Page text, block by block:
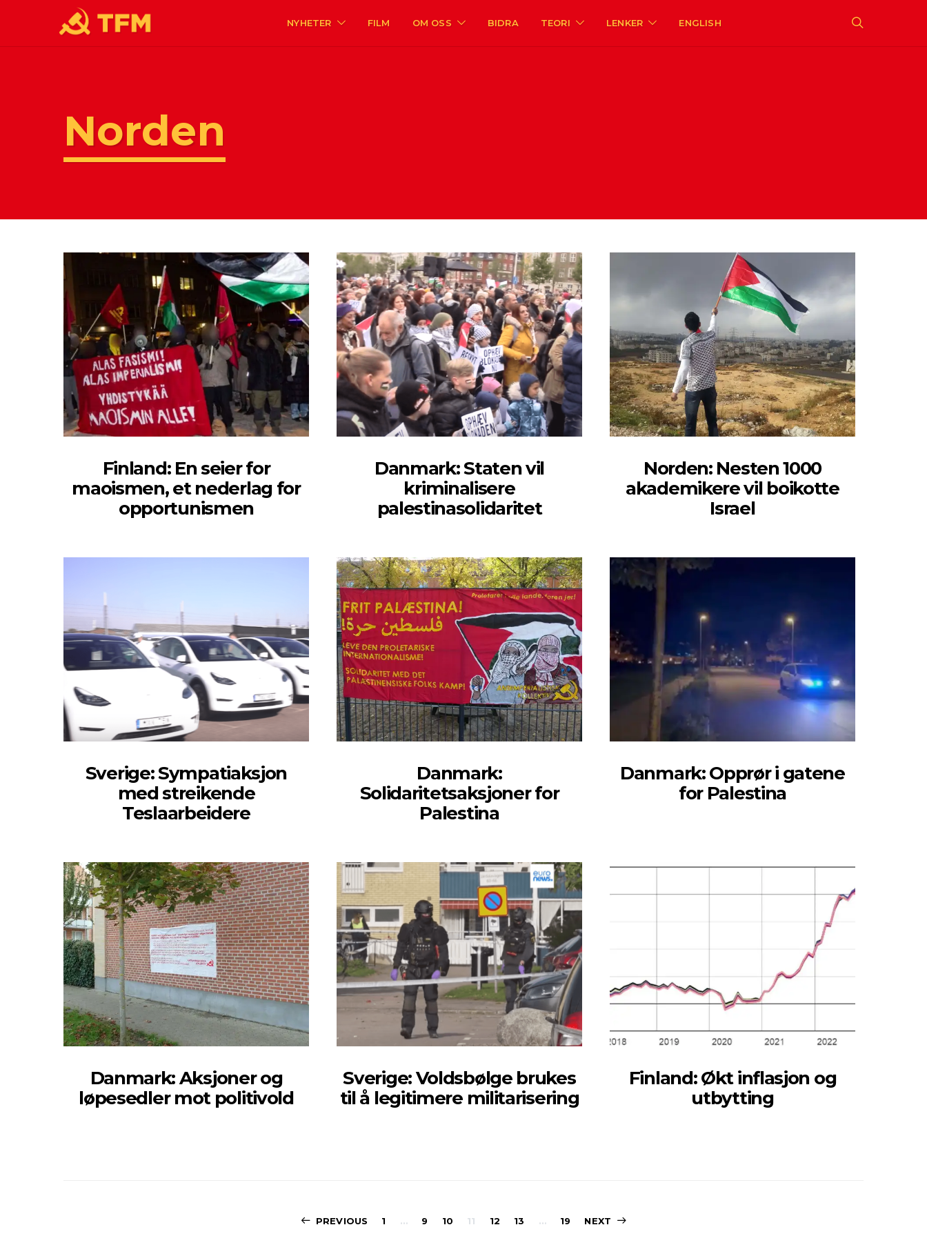
NYHETER FILM OM OSS BIDRA TEORI LENKER ENGLISH
Norden
Finland: En seier for
maoismen, et nederlag for
opportunismen
Danmark: Staten vil
kriminalisere
palestinasolidaritet
Norden: Nesten 1000
akademikere vil boikotte
Israel
Sverige: Sympatiaksjon
med streikende
Teslaarbeidere
Danmark:
Solidaritetsaksjoner for
Palestina
Danmark: Opprør i gatene
for Palestina
Danmark: Aksjoner og
løpesedler mot politivold
Sverige: Voldsbølge brukes
til å legitimere militarisering
Finland: Økt inflasjon og
utbytting
Sidepaginering
PREVIOUS 1 … 9 10 11 12 13 … 19 NEXT